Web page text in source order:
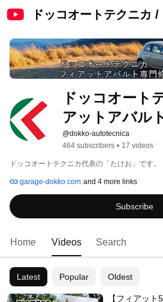
ドッコオートテクニカ /
ドッコオート
アットアバル
@dokko-autotecnica
464 subscribers • 17 videos
ドッコオートテクニカ代表の「たけお」です。
garage-dokko.com and 4 more links
Subscribe
Home Videos Search
Latest Popular Oldest
【フィアッ